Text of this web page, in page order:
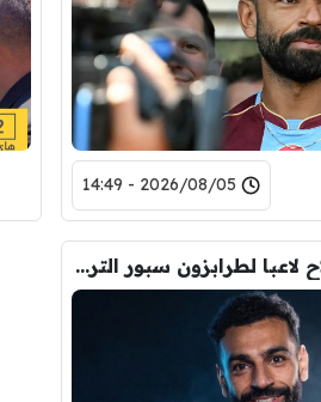
2026/08/05 - 14:49
رسميا.. محمد صلاح لاعبا لطرابزون سبور التركي